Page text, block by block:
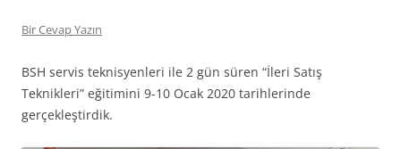
Bir Cevap Yazın
BSH servis teknisyenleri ile 2 gün süren “İleri Satış
Teknikleri” eğitimini 9-10 Ocak 2020 tarihlerinde
gerçekleştirdik.